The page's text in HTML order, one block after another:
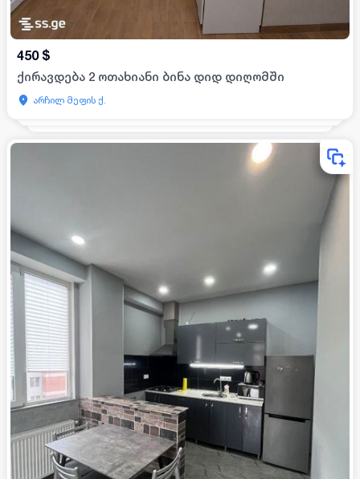
450 $
ქირავდება 2 ოთახიანი ბინა დიდ დიღომში
არჩილ მეფის ქ.